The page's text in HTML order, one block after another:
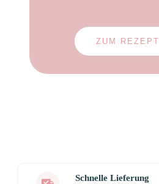
ZUM REZEPT
Schnelle Lieferung